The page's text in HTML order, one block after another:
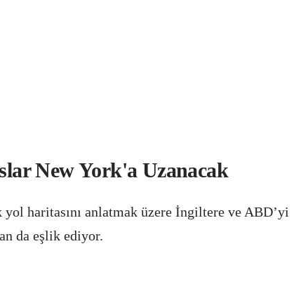
New York'a Uzanacak
haritasını anlatmak üzere İngiltere ve ABD’yi
da eşlik ediyor.